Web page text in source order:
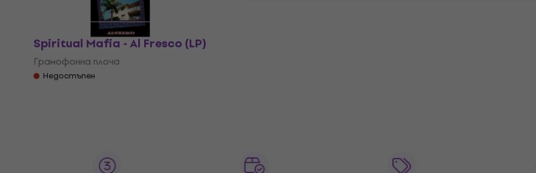
Spiritual Mafia - Al Fresco (LP)
Грамофонна плоча
Недостъпен